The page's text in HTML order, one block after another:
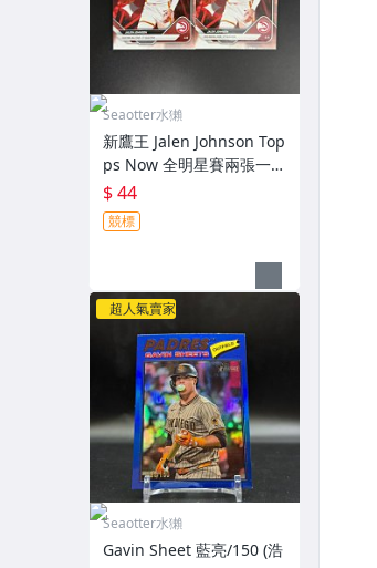
Seaotter水獺
新鷹王 Jalen Johnson Top
ps Now 全明星賽兩張一起
標（2
$ 44
競標
超人氣賣家
Seaotter水獺
Gavin Sheet 藍亮/150 (浩